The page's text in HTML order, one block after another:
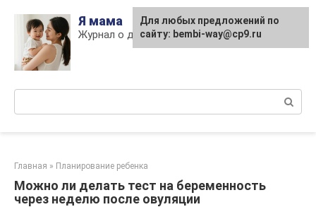
content
Я мама
Журнал о детях и материнстве
Главная » Планирование ребенка
Можно ли делать тест на беременность
через неделю после овуляции
Для любых предложений по
сайту: bembi-way@cp9.ru